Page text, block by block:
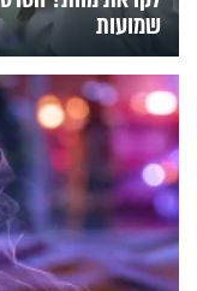
שמועות